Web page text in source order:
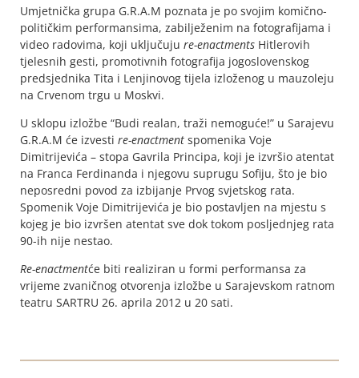
Umjetnička grupa G.R.A.M poznata je po svojim komično-
političkim performansima, zabilježenim na fotografijama i
video radovima, koji uključuju re-enactments Hitlerovih
tjelesnih gesti, promotivnih fotografija jogoslovenskog
predsjednika Tita i Lenjinovog tijela izloženog u mauzoleju
na Crvenom trgu u Moskvi.
U sklopu izložbe “Budi realan, traži nemoguće!” u Sarajevu
G.R.A.M će izvesti re-enactment spomenika Voje
Dimitrijevića – stopa Gavrila Principa, koji je izvršio atentat
na Franca Ferdinanda i njegovu suprugu Sofiju, što je bio
neposredni povod za izbijanje Prvog svjetskog rata.
Spomenik Voje Dimitrijevića je bio postavljen na mjestu s
kojeg je bio izvršen atentat sve dok tokom posljednjeg rata
90-ih nije nestao.
Re-enactmentće biti realiziran u formi performansa za
vrijeme zvaničnog otvorenja izložbe u Sarajevskom ratnom
teatru SARTRU 26. aprila 2012 u 20 sati.